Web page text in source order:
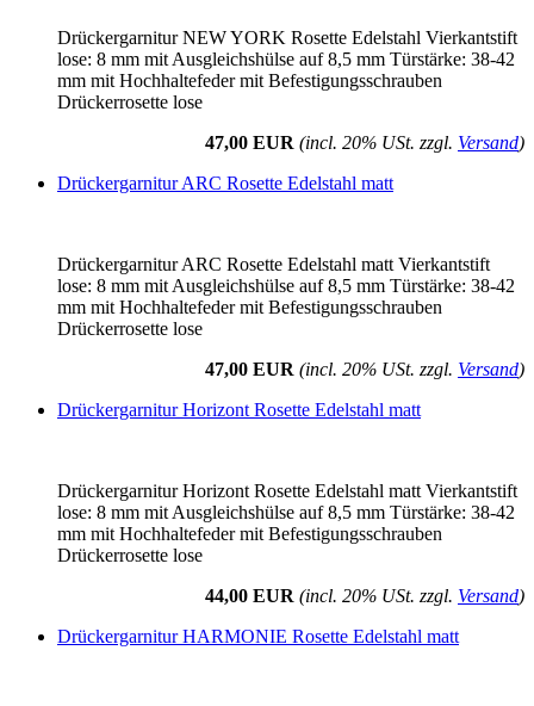
Drückergarnitur NEW YORK Rosette Edelstahl Vierkantstift
lose: 8 mm mit Ausgleichshülse auf 8,5 mm Türstärke: 38-42
mm mit Hochhaltefeder mit Befestigungsschrauben
Drückerrosette lose
47,00 EUR (incl. 20% USt. zzgl. Versand)
Drückergarnitur ARC Rosette Edelstahl matt
Drückergarnitur ARC Rosette Edelstahl matt Vierkantstift
lose: 8 mm mit Ausgleichshülse auf 8,5 mm Türstärke: 38-42
mm mit Hochhaltefeder mit Befestigungsschrauben
Drückerrosette lose
47,00 EUR (incl. 20% USt. zzgl. Versand)
Drückergarnitur Horizont Rosette Edelstahl matt
Drückergarnitur Horizont Rosette Edelstahl matt Vierkantstift
lose: 8 mm mit Ausgleichshülse auf 8,5 mm Türstärke: 38-42
mm mit Hochhaltefeder mit Befestigungsschrauben
Drückerrosette lose
44,00 EUR (incl. 20% USt. zzgl. Versand)
Drückergarnitur HARMONIE Rosette Edelstahl matt